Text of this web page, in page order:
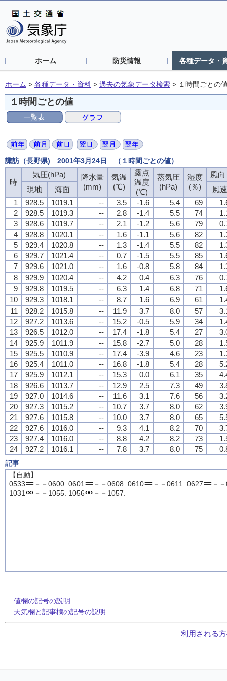
ホーム 防災情報 各種データ・
ホーム > 各種データ・資料 > 過去の気象データ検索 > １時間ごとの
１時間ごとの値
諏訪（長野県) 2001年3月24日 （１時間ごとの値）
時
気圧(hPa)
降水量
(mm)
気温
(℃)
露点
温度
(℃)
蒸気圧
(hPa)
湿度
(％)
風
現地
海面
風速
1
928.5 1019.1 -- 3.5 -1.6 5.4 69
2
928.5 1019.3 -- 2.8 -1.4 5.5 74
3
928.6 1019.7 -- 2.1 -1.2 5.6 79
4
928.8 1020.1 -- 1.6 -1.1 5.6 82
5
929.4 1020.8 -- 1.3 -1.4 5.5 82
6
929.7 1021.4 -- 0.7 -1.5 5.5 85
7
929.6 1021.0 -- 1.6 -0.8 5.8 84
8
929.9 1020.4 -- 4.2 0.4 6.3 76
9
929.8 1019.5 -- 6.3 1.4 6.8 71
10
929.3 1018.1 -- 8.7 1.6 6.9 61
11
928.2 1015.8 -- 11.9 3.7 8.0 57
12
927.2 1013.6 -- 15.2 -0.5 5.9 34
13
926.5 1012.0 -- 17.4 -1.8 5.4 27
14
925.9 1011.9 -- 15.8 -2.7 5.0 28
15
925.5 1010.9 -- 17.4 -3.9 4.6 23
16
925.4 1011.0 -- 16.8 -1.8 5.4 28
17
925.9 1012.1 -- 15.3 0.0 6.1 35
18
926.6 1013.7 -- 12.9 2.5 7.3 49
19
927.0 1014.6 -- 11.6 3.1 7.6 56
20
927.3 1015.2 -- 10.7 3.7 8.0 62
21
927.6 1015.8 -- 10.0 3.7 8.0 65
22
927.6 1016.0 -- 9.3 4.1 8.2 70
23
927.4 1016.0 -- 8.8 4.2 8.2 73
24
927.2 1016.1 -- 7.8 3.7 8.0 75
記事
【自動】
0533
－－0600. 0601 －－0608. 0610 －－0611. 0627
－
1031
－－1055. 1056 －－1057.
値欄の記号の説明
天気欄と記事欄の記号の説明
利用される